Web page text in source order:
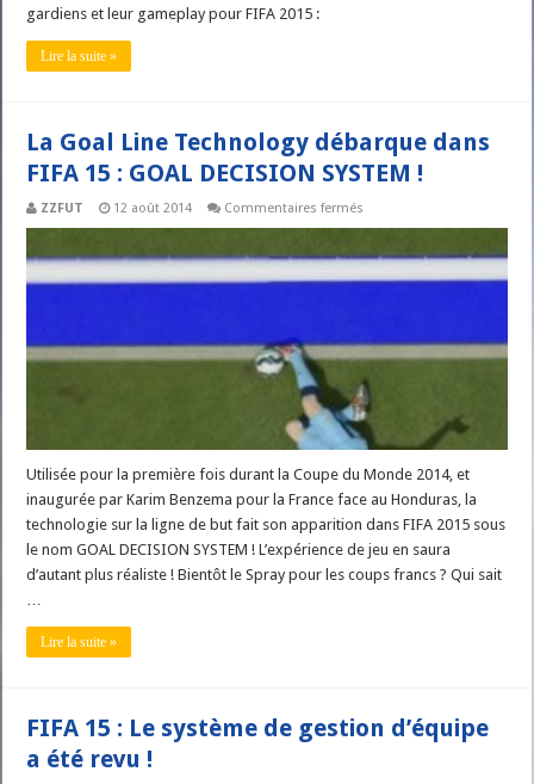
gardiens et leur gameplay pour FIFA 2015 :
Lire la suite »
La Goal Line Technology débarque dans
FIFA 15 : GOAL DECISION SYSTEM !
ZZFUT 12 août 2014 Commentaires fermés
Line
débarque
:
GOAL
DECISION
SYSTEM
!
Utilisée pour la première fois durant la Coupe du Monde 2014, et
inaugurée par Karim Benzema pour la France face au Honduras, la
technologie sur la ligne de but fait son apparition dans FIFA 2015 sous
le nom GOAL DECISION SYSTEM ! L’expérience de jeu en saura
d’autant plus réaliste ! Bientôt le Spray pour les coups francs ? Qui sait
Lire la suite »
FIFA 15 : Le système de gestion d’équipe
a été revu !